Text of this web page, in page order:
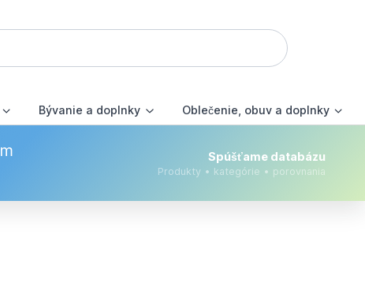
Bývanie a doplnky Oblečenie, obuv a doplnky
Spúšťame databázu
Produkty • kategórie • porovnania